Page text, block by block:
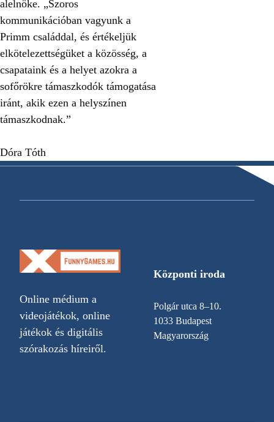
alelnöke. „Szoros
kommunikációban vagyunk a
Primm családdal, és értékeljük
elkötelezettségüket a közösség, a
csapataink és a helyet azokra a
sofőrökre támaszkodók támogatása
iránt, akik ezen a helyszínen
támaszkodnak.”
Dóra Tóth
Online médium a
videojátékok, online
játékok és digitális
szórakozás híreiről.
Központi iroda
Polgár utca 8–10.
1033 Budapest
Magyarország